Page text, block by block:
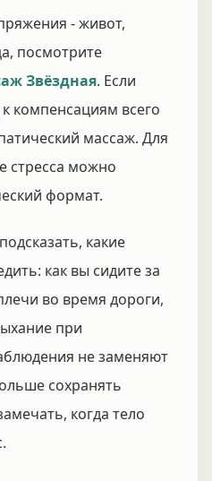
- живот,
посмотрите
Звёздная. Если
компенсациям всего
массаж. Для
стресса можно
формат.
какие
как вы сидите за
во время дороги,
при
не заменяют
сохранять
когда тело